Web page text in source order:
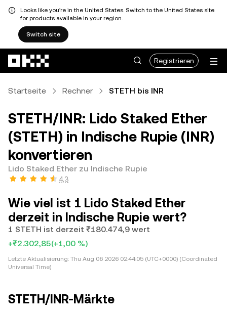
Looks like you're in the United States. Switch to the United States site
for products available in your region.
Switch site
Registrieren
Startseite Rechner STETH bis INR
STETH/INR: Lido Staked Ether
(STETH) in Indische Rupie (INR)
konvertieren
Lido Staked Ether zu Indische Rupie
4,3
Wie viel ist 1 Lido Staked Ether
derzeit in Indische Rupie wert?
1 STETH ist derzeit ₹180.474,9 wert
+₹2.302,85(+1,00 %)
Letzte Aktualisierung: Thu Aug 06 2026 02:44:05 (UTC+0000) (Coordinated
Universal Time)
STETH/INR-Märkte